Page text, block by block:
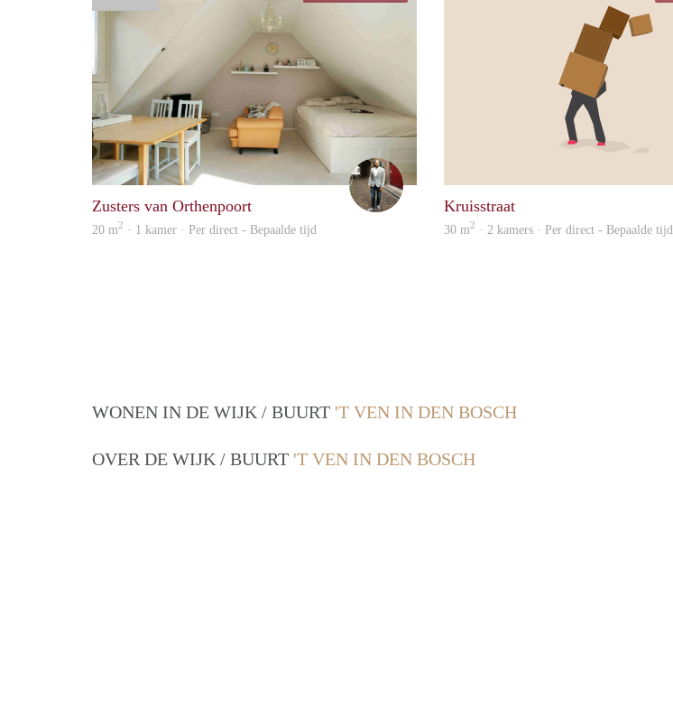
Tim
Zusters van Orthenpoort
20 m2 · 1 kamer · Per direct - Bepaalde tijd
Kruisstraat
30 m2 · 2 kamers · Per direct - Bepaalde tijd
WONEN IN DE WIJK / BUURT 'T VEN IN DEN BOSCH
OVER DE WIJK / BUURT 'T VEN IN DEN BOSCH